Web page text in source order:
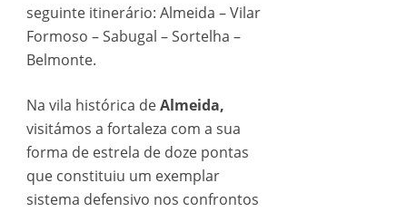
seguinte itinerário: Almeida – Vilar
Formoso – Sabugal – Sortelha –
Belmonte.
Na vila histórica deAlmeida,
visitámos a fortaleza com a sua
forma de estrela de doze pontas
que constituiu um exemplar
sistema defensivo nos confrontos